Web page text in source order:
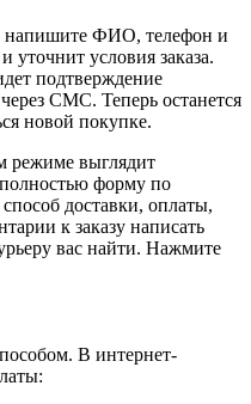
напишите ФИО, телефон и
уточнит условия заказа.
подтверждение
СМС. Теперь останется
новой покупке.
режиме выглядит
форму по
доставки, оплаты,
к заказу написать
вас найти. Нажмите
В интернет-